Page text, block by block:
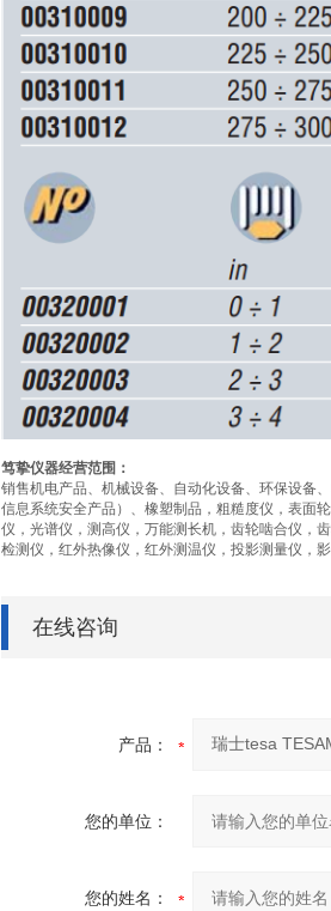
笃挚仪器经营范围：
销售机电产品、机械设备、自动化设备、环保设备
信息系统安全产品）、橡塑制品，粗糙度仪，表面
仪，光谱仪，测高仪，万能测长机，齿轮啮合仪，
检测仪，红外热像仪，红外测温仪，投影测量仪，
在线咨询
产品：
您的单位：
您的姓名：